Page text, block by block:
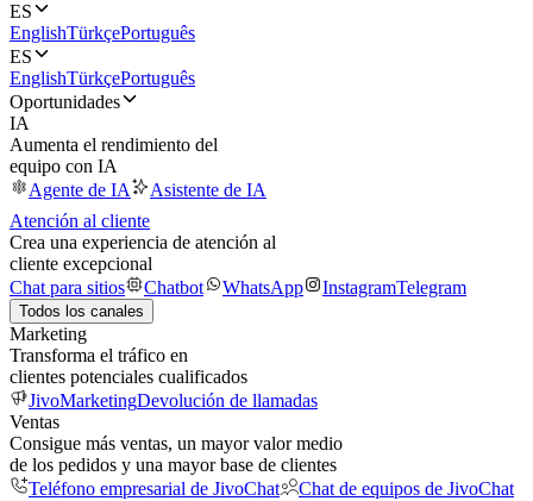
ES
EnglishTürkçePortuguês
ES
EnglishTürkçePortuguês
Oportunidades
IA
Aumenta el rendimiento del
equipo con IA
Agente de IA
Asistente de IA
Atención al cliente
Crea una experiencia de atención al
cliente excepcional
Chat para sitios
Chatbot WhatsApp InstagramTelegram
Todos los canales
Marketing
Transforma el tráfico en
clientes potenciales cualificados
JivoMarketingDevolución de llamadas
Ventas
Consigue más ventas, un mayor valor medio
de los pedidos y una mayor base de clientes
Teléfono empresarial de JivoChat
Chat de equipos de JivoChat